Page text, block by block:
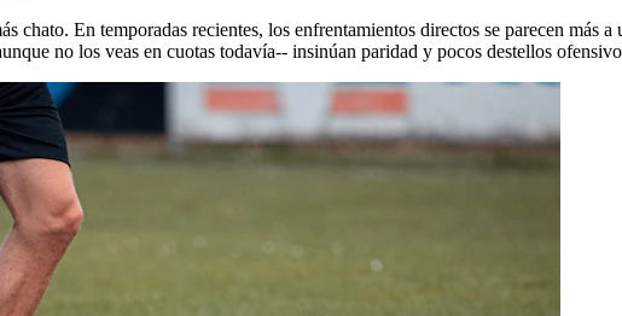
chato. En temporadas recientes, los enfrentamientos directos se parecen más
no los veas en cuotas todavía-- insinúan paridad y pocos destellos